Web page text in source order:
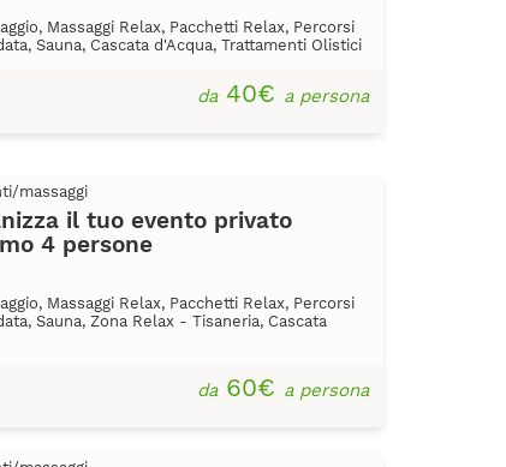
Massaggi Relax, Pacchetti Relax, Percorsi
Sauna, Cascata d'Acqua, Trattamenti Olistici
da40€ a persona
massaggi
il tuo evento privato
4 persone
Massaggi Relax, Pacchetti Relax, Percorsi
Sauna, Zona Relax - Tisaneria, Cascata
da60€ a persona